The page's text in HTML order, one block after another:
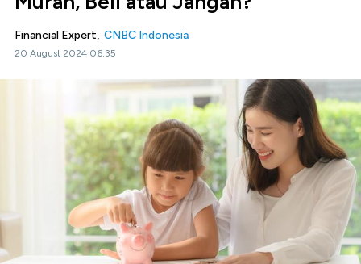
Financial Expert, CNBC Indonesia
20 August 2024 06:35